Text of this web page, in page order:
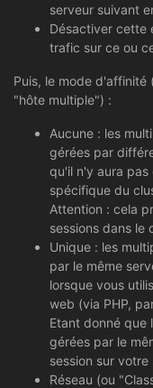
serveur suivant
Désactiver cette
trafic sur ce ou
Puis, le mode d'affinité
"hôte multiple") :
Aucune : les
gérées par
qu'il n'y aura
spécifique du
Attention : cela
sessions dans le
Unique : les
par le même
lorsque vous
web (via PHP,
Etant donné que
gérées par le
session sur
Réseau (ou